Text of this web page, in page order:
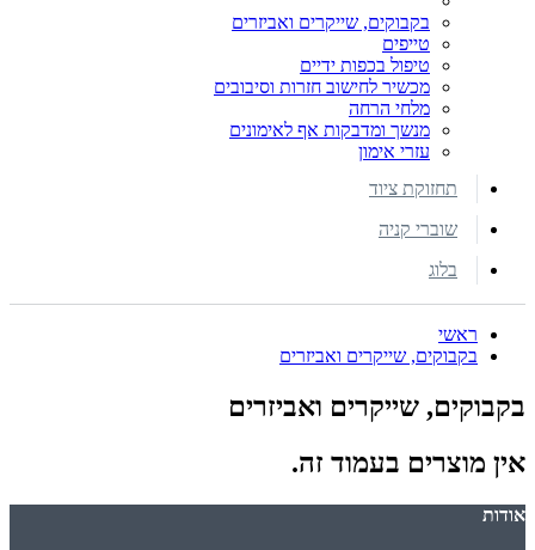
בקבוקים, שייקרים ואביזרים
טייפים
טיפול בכפות ידיים
מכשיר לחישוב חזרות וסיבובים
מלחי הרחה
מנשך ומדבקות אף לאימונים
עזרי אימון
תחזוקת ציוד
שוברי קניה
בלוג
ראשי
בקבוקים, שייקרים ואביזרים
בקבוקים, שייקרים ואביזרים
אין מוצרים בעמוד זה.
אודות